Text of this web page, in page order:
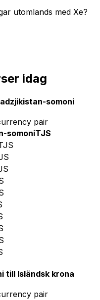
utomlands med Xe?
idag
somoni
pair
somoniTJS
till Isländsk krona
pair